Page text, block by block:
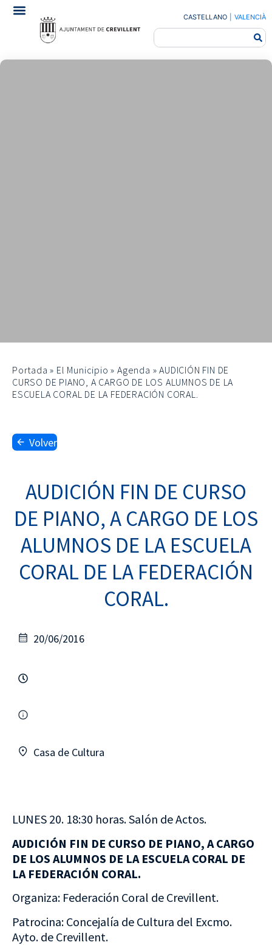
CASTELLANO VALENCIÀ
Portada » El Municipio »Agenda »AUDICIÓN FIN DE
CURSO DE PIANO, A CARGO DE LOS ALUMNOS DE LA
ESCUELA CORAL DE LA FEDERACIÓN CORAL.
Volver
AUDICIÓN FIN DE CURSO
DE PIANO, A CARGO DE LOS
ALUMNOS DE LA ESCUELA
CORAL DE LA FEDERACIÓN
CORAL.
20/06/2016
Casa de Cultura
LUNES 20. 18:30 horas. Salón de Actos.
AUDICIÓN FIN DE CURSO DE PIANO, A CARGO
DE LOS ALUMNOS DE LA ESCUELA CORAL DE
LA FEDERACIÓN CORAL.
Organiza: Federación Coral de Crevillent.
Patrocina: Concejalía de Cultura del Excmo.
Ayto. de Crevillent.